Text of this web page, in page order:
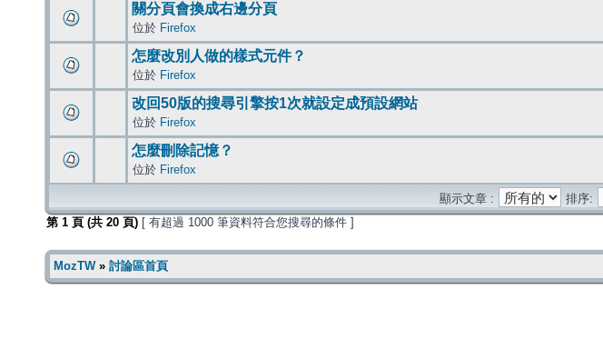
關分頁會換成右邊分頁
位於 Firefox
怎麼改別人做的樣式元件？
位於 Firefox
改回50版的搜尋引擎按1次就設定成預設網站
位於 Firefox
怎麼刪除記憶？
位於 Firefox
顯示文章 :
排序:
第 1 頁 (共 20 頁) [ 有超過 1000 筆資料符合您搜尋的條件 ]
MozTW» 討論區首頁